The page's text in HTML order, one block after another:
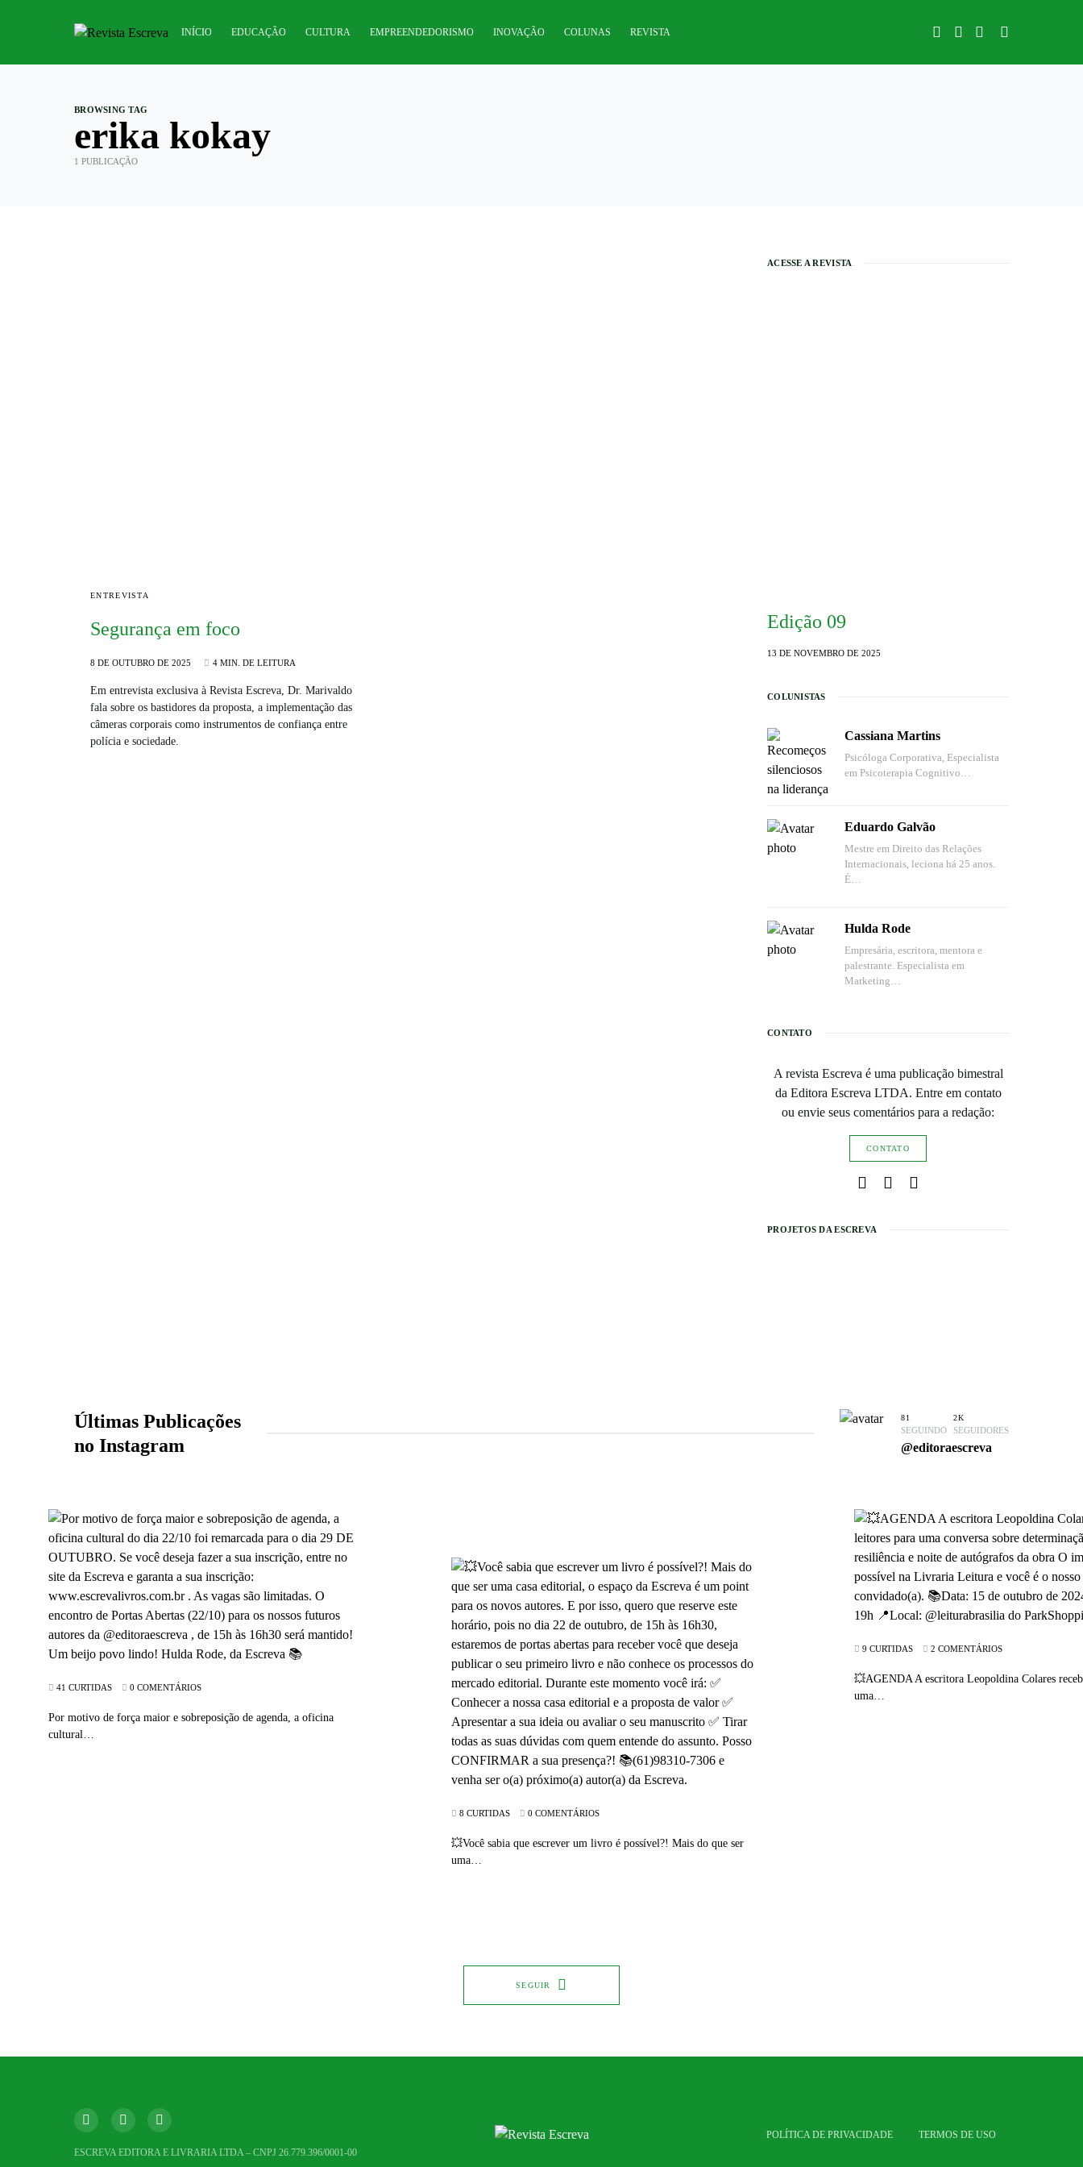
INÍCIO EDUCAÇÃO CULTURA EMPREENDEDORISMO INOVAÇÃO COLUNAS REVISTA
BROWSING TAG
erika kokay
1 PUBLICAÇÃO
ENTREVISTA
Segurança em foco
8 DE OUTUBRO DE 2025 4 MIN. DE LEITURA
Em entrevista exclusiva à Revista Escreva, Dr. Marivaldo
fala sobre os bastidores da proposta, a implementação das
câmeras corporais como instrumentos de confiança entre
polícia e sociedade.
ACESSE A REVISTA
Edição 09
13 DE NOVEMBRO DE 2025
COLUNISTAS
Cassiana Martins
Psicóloga Corporativa, Especialista
em Psicoterapia Cognitivo…
Eduardo Galvão
Mestre em Direito das Relações
Internacionais, leciona há 25 anos.
É…
Hulda Rode
Empresária, escritora, mentora e
palestrante. Especialista em
Marketing…
CONTATO
A revista Escreva é uma publicação bimestral
da Editora Escreva LTDA. Entre em contato
ou envie seus comentários para a redação:
CONTATO
PROJETOS DA ESCREVA
Últimas Publicações
no Instagram
81
SEGUINDO
2K
SEGUIDORES
@editoraescreva
41 CURTIDAS 0 COMENTÁRIOS
Por motivo de força maior e sobreposição de agenda, a oficina
cultural…
8 CURTIDAS 0 COMENTÁRIOS
💥Você sabia que escrever um livro é possível?! Mais do que ser
uma…
9 CURTIDAS 2 COMENTÁRIOS
💥AGENDA A escritora Leopoldina Colares
uma…
SEGUIR
ESCREVA EDITORA E LIVRARIA LTDA – CNPJ 26.779.396/0001-00
POLÍTICA DE PRIVACIDADE TERMOS DE USO